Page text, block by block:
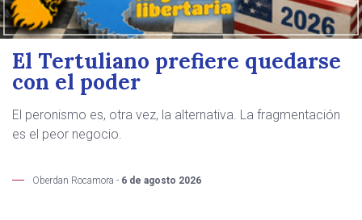
El Tertuliano prefiere quedarse
con el poder
El peronismo es, otra vez, la alternativa. La fragmentación
es el peor negocio.
Oberdan Rocamora - 6 de agosto 2026